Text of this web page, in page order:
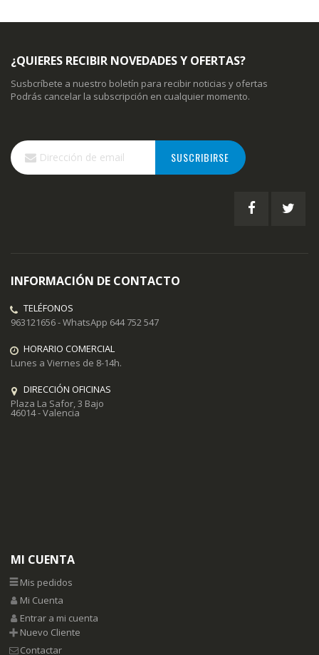
¿QUIERES RECIBIR NOVEDADES Y OFERTAS?
Susbcríbete a nuestro boletín para recibir noticias y ofertas
Podrás cancelar la subscripción en cualquier momento.
Inscríbase
a
nuestro
SUSCRIBIRSE
INFORMACIÓN DE CONTACTO
TELÉFONOS
963121656 - WhatsApp 644 752 547
HORARIO COMERCIAL
Lunes a Viernes de 8-14h.
DIRECCIÓN OFICINAS
Plaza La Safor, 3 Bajo
46014 - Valencia
MI CUENTA
Mis pedidos
Mi Cuenta
Entrar a mi cuenta
Nuevo Cliente
Contactar